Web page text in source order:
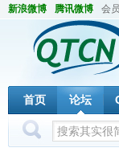
新浪微博 腾讯微博 会
首页 论坛